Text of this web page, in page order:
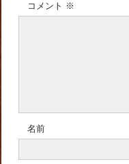
コメント ※
名前